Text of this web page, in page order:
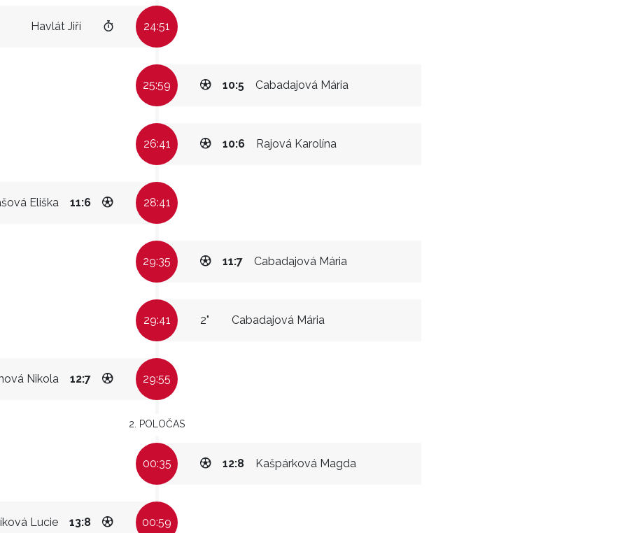
Havlát Jiří 24:51
25:59 Cabadajová Mária
10:5
26:41 Rajová Karolína
10:6
Eliška 11:6 28:41
29:35 Cabadajová Mária
11:7
29:41 Cabadajová Mária
2"
Nikola 12:7 29:55
2. POLOČAS
00:35 Kašpárková Magda
12:8
Lucie 13:8 00:59